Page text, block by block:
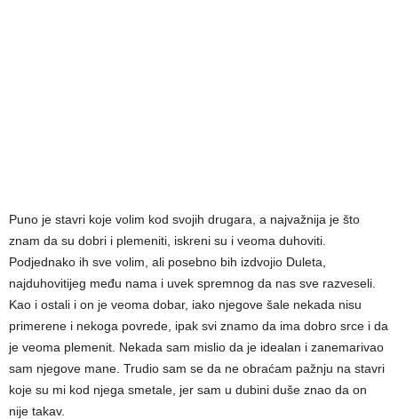
Puno je stavri koje volim kod svojih drugara, a najvažnija je što
znam da su dobri i plemeniti, iskreni su i veoma duhoviti.
Podjednako ih sve volim, ali posebno bih izdvojio Duleta,
najduhovitijeg među nama i uvek spremnog da nas sve razveseli.
Kao i ostali i on je veoma dobar, iako njegove šale nekada nisu
primerene i nekoga povrede, ipak svi znamo da ima dobro srce i da
je veoma plemenit. Nekada sam mislio da je idealan i zanemarivao
sam njegove mane. Trudio sam se da ne obraćam pažnju na stavri
koje su mi kod njega smetale, jer sam u dubini duše znao da on
nije takav.